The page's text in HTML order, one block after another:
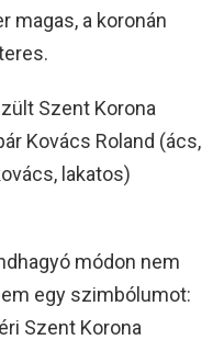
magas, a koronán
Szent Korona
Kovács Roland (ács,
lakatos)
módon nem
egy szimbólumot:
Szent Korona